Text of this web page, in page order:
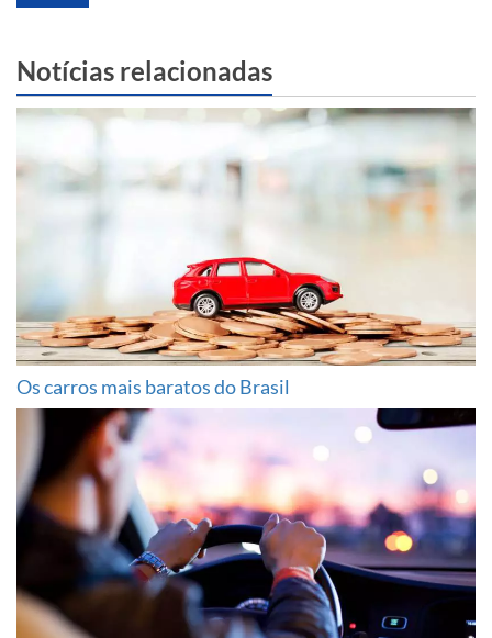
Notícias relacionadas
Os carros mais baratos do Brasil